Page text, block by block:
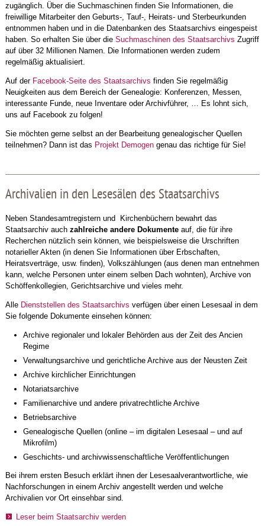
zugänglich. Über die Suchmaschinen finden Sie Informationen, die
freiwillige Mitarbeiter den Geburts-, Tauf-, Heirats- und Sterbeurkunden
entnommen haben und in die Datenbanken des Staatsarchivs eingespeist
haben. So erhalten Sie über die Suchmaschinen des Staatsarchivs Zugriff
auf über 32 Millionen Namen. Die Informationen werden zudem
regelmäßig aktualisiert.
Auf der Facebook-Seite des Staatsarchivs finden Sie regelmäßig
Neuigkeiten aus dem Bereich der Genealogie: Konferenzen, Messen,
interessante Funde, neue Inventare oder Archivführer, … Es lohnt sich,
uns auf Facebook zu folgen!
Sie möchten gerne selbst an der Bearbeitung genealogischer Quellen
teilnehmen? Dann ist das Projekt Demogengenau das richtige für Sie!
Archivalien in den Lesesälen des Staatsarchivs
Neben Standesamtregistern und Kirchenbüchern bewahrt das
Staatsarchiv auch zahlreiche andere Dokumenteauf, die für ihre
Recherchen nützlich sein können, wie beispielsweise die Urschriften
notarieller Akten (in denen Sie Informationen über Erbschaften,
Heiratsverträge, usw. finden), Volkszählungen (aus denen man entnehmen
kann, welche Personen unter einem selben Dach wohnten), Archive von
Schöffenkollegien, Gerichtsarchive und vieles mehr.
Alle Dienststellen des Staatsarchivs verfügen über einen Lesesaal in dem
Sie folgende Dokumente einsehen können:
Archive regionaler und lokaler Behörden aus der Zeit des Ancien
Regime
Verwaltungsarchive und gerichtliche Archive aus der Neusten Zeit
Archive kirchlicher Einrichtungen
Notariatsarchive
Familienarchive und andere privatrechtliche Archive
Betriebsarchive
Genealogische Quellen (online – im digitalen Lesesaal – und auf
Mikrofilm)
Geschichts- und archivwissenschaftliche Veröffentlichungen
Bei ihrem ersten Besuch erklärt ihnen der Lesesaalverantwortliche, wie
Nachforschungen in einem Archiv angestellt werden und welche
Archivalien vor Ort einsehbar sind.
Leser beim Staatsarchiv werden